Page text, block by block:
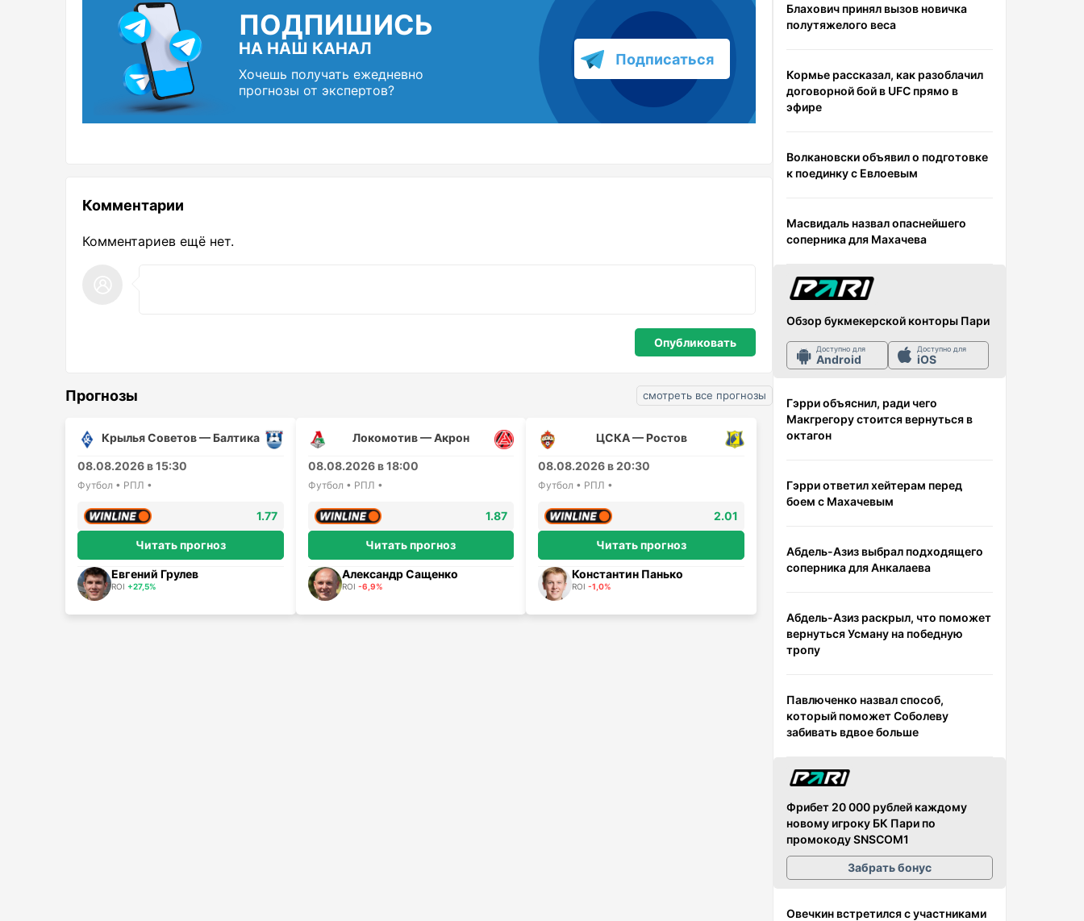
ПОДПИШИСЬ
НА НАШ КАНАЛ
Хочешь получать ежедневно
прогнозы от экспертов?
Подписаться
Комментарии
Комментариев ещё нет.
Прогнозы смотреть все прогнозы
Крылья Советов — Балтика
08.08.2026 в 15:30
Футбол • РПЛ •
1.77
Читать прогноз
Евгений Грулев
ROI +27,5%
Локомотив — Акрон
08.08.2026 в 18:00
Футбол • РПЛ •
1.87
Читать прогноз
Александр Сащенко
ROI -6,9%
ЦСКА — Ростов
08.08.2026 в 20:30
Футбол • РПЛ •
2.01
Читать прогноз
Константин Панько
ROI-1,0%
Блахович принял вызов новичка
полутяжелого веса
Кормье рассказал, как разоблачил
договорной бой в UFC прямо в
эфире
Волкановски объявил о подготовке
к поединку с Евлоевым
Масвидаль назвал опаснейшего
соперника для Махачева
Обзор букмекерской конторы Пари
Доступно для
Android
Доступно для
iOS
Гэрри объяснил, ради чего
Макгрегору стоится вернуться в
октагон
Гэрри ответил хейтерам перед
боем с Махачевым
Абдель-Азиз выбрал подходящего
соперника для Анкалаева
Абдель-Азиз раскрыл, что поможет
вернуться Усману на победную
тропу
Павлюченко назвал способ,
который поможет Соболеву
забивать вдвое больше
Фрибет 20 000 рублей каждому
новому игроку БК Пари по
промокоду SNSCOM1
Забрать бонус
Овечкин встретился с участниками